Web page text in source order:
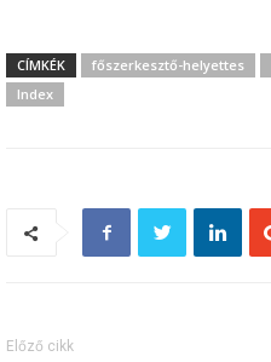
CÍMKÉK főszerkesztő-helyettes
Index
Előző cikk